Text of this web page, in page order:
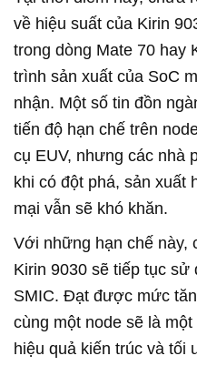
về hiệu suất của Kirin
trong dòng Mate 70 hay
trình sản xuất của SoC
nhận. Một số tin đồn
tiến độ hạn chế trên
cụ EUV, nhưng các nhà
khi có đột phá, sản xuất
mại vẫn sẽ khó khăn.
Với những hạn chế này,
Kirin 9030 sẽ tiếp tục sử
SMIC. Đạt được mức
cùng một node sẽ là
hiệu quả kiến trúc và tối